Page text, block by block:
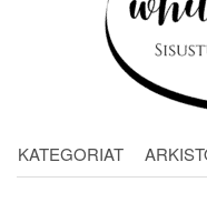
KATEGORIAT